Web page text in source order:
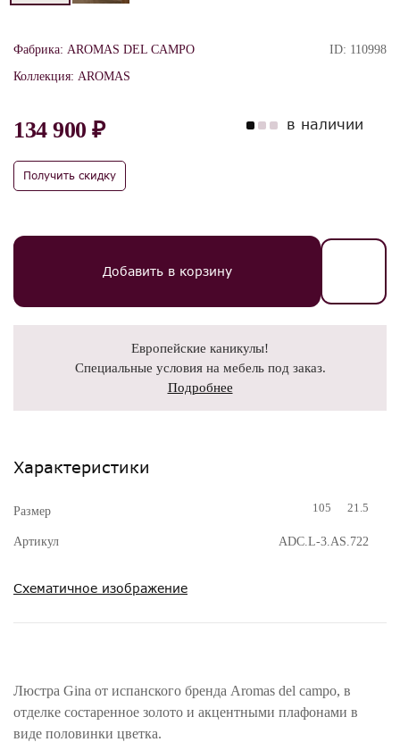
Фабрика: AROMAS DEL CAMPO
Коллекция: AROMAS
ID: 110998
134 900 ₽
Получить скидку
в наличии
Добавить в корзину
Европейские каникулы!
Специальные условия на мебель под заказ.
Подробнее
Характеристики
Размер 105 21.5
Артикул ADC.L-3.AS.722
Схематичное изображение
Люстра Gina от испанского бренда Aromas del campo, в
отделке состаренное золото и акцентными плафонами в
виде половинки цветка.